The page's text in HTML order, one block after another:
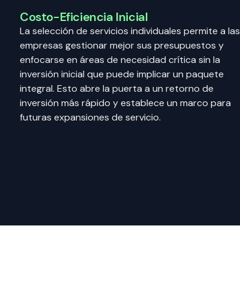
Costo-Eficiencia Inicial
La selección de servicios individuales permite a las
empresas gestionar mejor sus presupuestos y
enfocarse en áreas de necesidad crítica sin la
inversión inicial que puede implicar un paquete
integral. Esto abre la puerta a un retorno de
inversión más rápido y establece un marco para
futuras expansiones de servicio.